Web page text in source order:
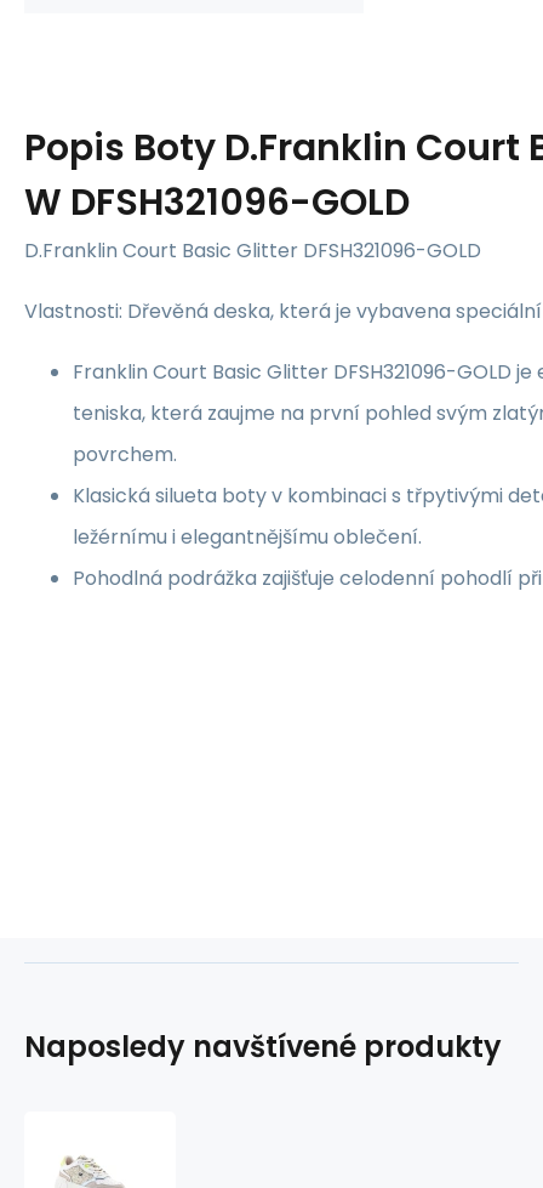
Popis Boty D.Franklin Court
W DFSH321096-GOLD
D.Franklin Court Basic Glitter DFSH321096-GOLD
Vlastnosti: Dřevěná deska, která je vybavena
Franklin Court Basic Glitter DFSH321096-GOLD
teniska, která zaujme na první pohled svým
povrchem.
Klasická silueta boty v kombinaci s třpytivými
ležérnímu i elegantnějšímu oblečení.
Pohodlná podrážka zajišťuje celodenní pohodlí
Naposledy navštívené produkty